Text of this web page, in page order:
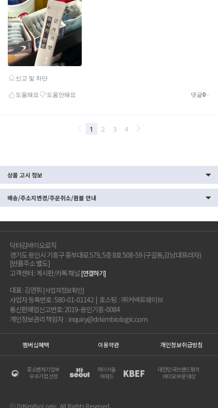
상품 고시 정보
배송/주소지변경/주문취소/환불 안내
닥터김바이오로직
경기도 용인시 기흥구 중부대로 579, 5층 8호 508-59 (구갈동,강남대프라자)
[반품주소 별도]
고객센터 : 게시판/카톡 채널[연결하기]
대표 : 김연휘 [사업자정보확인]
사업자 등록번호 : 580-01-01142 | 호스팅 : ㈜커넥트웨이브
통신판매업신고번호: 2019-용인기흥-0084
개인정보관리 책임자 : inquiry@drkimbiologic.com
멤버십혜택 이용약관 개인정보취급방침
중소벤처기업부
우수기업 선정
하이서울
어워드
대한민국브랜드평가
바이오부문 대상
ⓒ DrKimBioLogic. All Rights Reserved.